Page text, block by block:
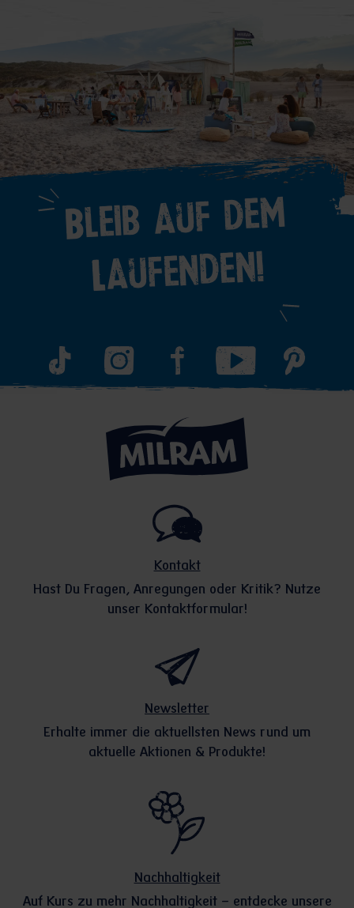
Bleib auf dem
Laufenden!
Kontakt
Hast Du Fragen, Anregungen oder Kritik? Nutze
unser Kontaktformular!
Newsletter
Erhalte immer die aktuellsten News rund um
aktuelle Aktionen & Produkte!
Nachhaltigkeit
Auf Kurs zu mehr Nachhaltigkeit – entdecke unsere